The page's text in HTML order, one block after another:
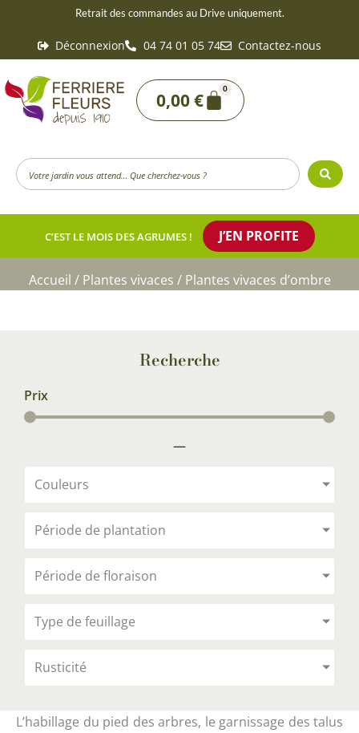
contenu
Retrait des commandes au Drive uniquement.
Déconnexion 04 74 01 05 74 Contactez-nous
0,00€
0
Panier
Search
...
C’EST LE MOIS DES AGRUMES ! J’EN PROFITE
Accueil / Plantes vivaces / Plantes vivaces d’ombre
Recherche
Prix
—
Couleurs
Période de plantation
Période de floraison
Type de feuillage
Rusticité
L’habillage du pied des arbres, le garnissage des talus